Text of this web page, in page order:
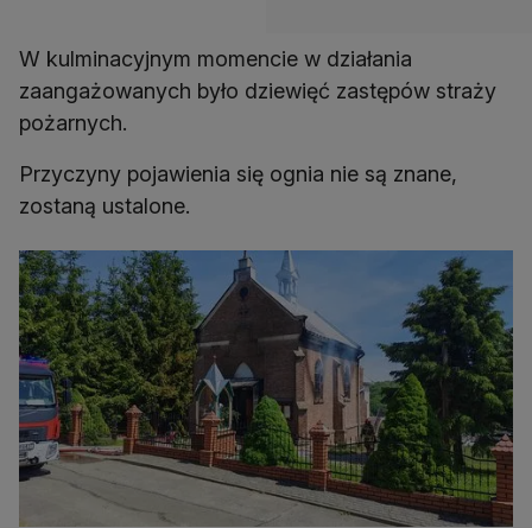
W kulminacyjnym momencie w działania
zaangażowanych było dziewięć zastępów straży
pożarnych.
Przyczyny pojawienia się ognia nie są znane,
zostaną ustalone.